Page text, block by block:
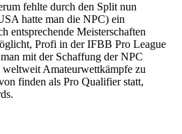
fehlte durch den Split nun
hatte man die NPC) ein
entsprechende Meisterschaften
Profi in der IFBB Pro League
mit der Schaffung der NPC
Amateurwettkämpfe zu
finden als Pro Qualifier statt,